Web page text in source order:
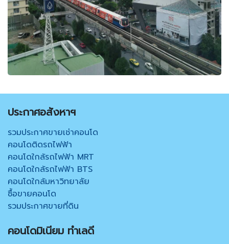
ประกาศอสังหาฯ
รวมประกาศขายเช่าคอนโด
คอนโดติดรถไฟฟ้า
คอนโดใกล้รถไฟฟ้า MRT
คอนโดใกล้รถไฟฟ้า BTS
คอนโดใกล้มหาวิทยาลัย
ซื้อขายคอนโด
รวมประกาศขายที่ดิน
คอนโดมิเนียม ทำเลดี